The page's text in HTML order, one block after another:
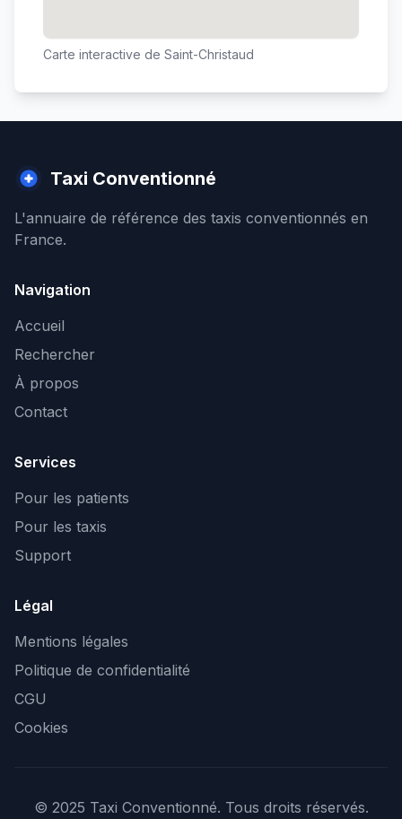
Carte interactive de Saint-Christaud
Taxi Conventionné
L'annuaire de référence des taxis conventionnés en
France.
Navigation
Accueil
Rechercher
À propos
Contact
Services
Pour les patients
Pour les taxis
Support
Légal
Mentions légales
Politique de confidentialité
CGU
Cookies
© 2025 Taxi Conventionné. Tous droits réservés.